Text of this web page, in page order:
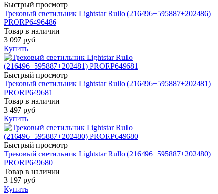
Быстрый просмотр
Трековый светильник Lightstar Rullo (216496+595887+202486)
PRORP6496486
Товар в наличии
3 097 руб.
Купить
Быстрый просмотр
Трековый светильник Lightstar Rullo (216496+595887+202481)
PRORP649681
Товар в наличии
3 497 руб.
Купить
Быстрый просмотр
Трековый светильник Lightstar Rullo (216496+595887+202480)
PRORP649680
Товар в наличии
3 197 руб.
Купить